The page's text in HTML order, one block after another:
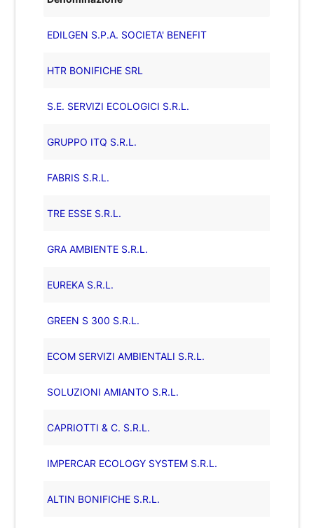
EDILGEN S.P.A. SOCIETA' BENEFIT
HTR BONIFICHE SRL
S.E. SERVIZI ECOLOGICI S.R.L.
GRUPPO ITQ S.R.L.
FABRIS S.R.L.
TRE ESSE S.R.L.
GRA AMBIENTE S.R.L.
EUREKA S.R.L.
GREEN S 300 S.R.L.
ECOM SERVIZI AMBIENTALI S.R.L.
SOLUZIONI AMIANTO S.R.L.
CAPRIOTTI & C. S.R.L.
IMPERCAR ECOLOGY SYSTEM S.R.L.
ALTIN BONIFICHE S.R.L.